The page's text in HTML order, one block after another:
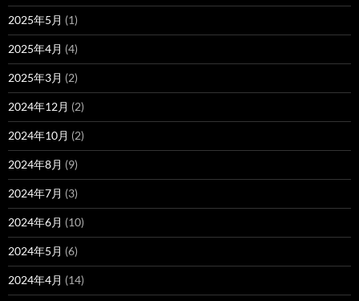
2025年5月 (1)
2025年4月 (4)
2025年3月 (2)
2024年12月 (2)
2024年10月 (2)
2024年8月 (9)
2024年7月 (3)
2024年6月 (10)
2024年5月 (6)
2024年4月 (14)